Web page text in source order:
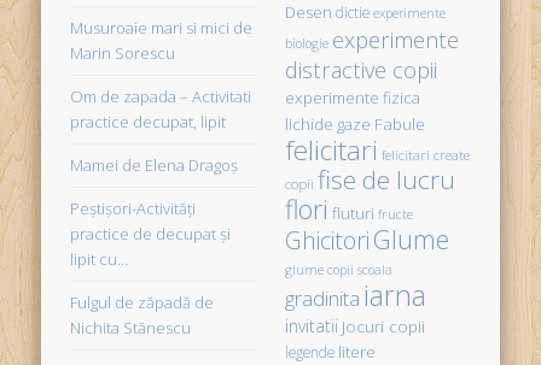
Musuroaie mari si mici de
Marin Sorescu
Om de zapada – Activitati
practice decupat, lipit
Mamei de Elena Dragoş
Peştişori-Activităţi
practice de decupat şi
lipit cu…
Fulgul de zăpadă de
Nichita Stănescu
Desen dictie experimente
biologie experimente
distractive copii
experimente fizica
lichide gaze Fabule
felicitari felicitari create
copii fise de lucru
flori fluturi fructe
GhicitoriGlume
glume copii scoala
gradinita iarna
invitatii Jocuri copii
legende litere